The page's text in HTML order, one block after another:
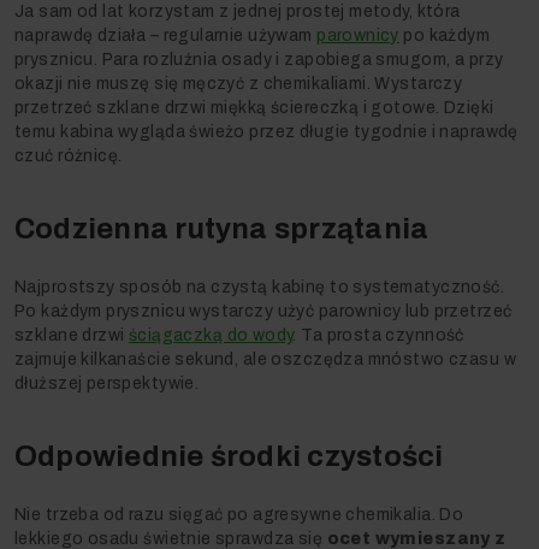
Ja sam od lat korzystam z jednej prostej metody, która
naprawdę działa – regularnie używam parownicy po każdym
prysznicu. Para rozluźnia osady i zapobiega smugom, a przy
okazji nie muszę się męczyć z chemikaliami. Wystarczy
przetrzeć szklane drzwi miękką ściereczką i gotowe. Dzięki
temu kabina wygląda świeżo przez długie tygodnie i naprawdę
czuć różnicę.
Codzienna rutyna sprzątania
Najprostszy sposób na czystą kabinę to systematyczność.
Po każdym prysznicu wystarczy użyć parownicy lub przetrzeć
szklane drzwi ściągaczką do wody. Ta prosta czynność
zajmuje kilkanaście sekund, ale oszczędza mnóstwo czasu w
dłuższej perspektywie.
Odpowiednie środki czystości
Nie trzeba od razu sięgać po agresywne chemikalia. Do
lekkiego osadu świetnie sprawdza się ocet wymieszany z